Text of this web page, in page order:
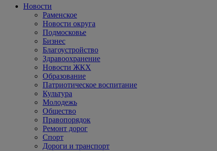
Новости
Раменское
Новости округа
Подмосковье
Бизнес
Благоустройство
Здравоохранение
Новости ЖКХ
Образование
Патриотическое воспитание
Культура
Молодежь
Общество
Правопорядок
Ремонт дорог
Спорт
Дороги и транспорт